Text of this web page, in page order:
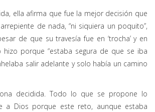
ella afirma que fue la mejor decisión que
de nada, “ni siquiera un poquito”,
de que su travesía fue en ‘trocha’ y en
hizo porque “estaba segura de que se iba
salir adelante y solo había un camino
decidida. Todo lo que se propone lo
a Dios porque este reto, aunque estaba